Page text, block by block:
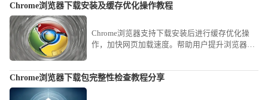
Chrome浏览器下载安装及缓存优化操作教程
Chrome浏览器支持下载安装后进行缓存优化操
作，加快网页加载速度。帮助用户提升浏览器性
Chrome浏览器下载包完整性检查教程分享